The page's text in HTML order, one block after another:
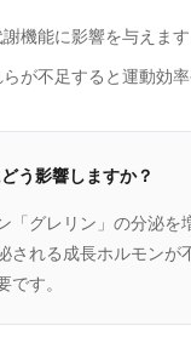
機能に影響を与えま
が不足すると運動効率
う影響しますか？
「グレリン」の分泌
される成長ホルモン
です。